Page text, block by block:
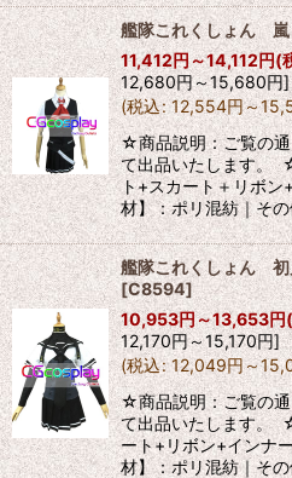
艦隊これくしょん
11,412円～14,112円(
12,680円～15,680円]
(税込: 12,554円～
☆商品説明：ご覧の
て出品いたします。
ト+スカート＋リ
材】：ポリ混紡｜
艦隊これくしょん
[C8594]
10,953円～13,653円
12,170円～15,170円]
(税込: 12,049円～
☆商品説明：ご覧の
て出品いたします。
ート+リボン+イ
材】：ポリ混紡｜